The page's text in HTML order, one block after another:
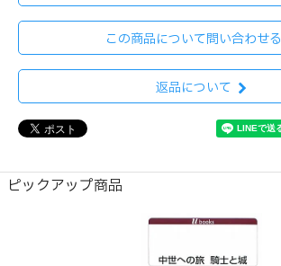
この商品について問い合わせる
返品について
ピックアップ商品